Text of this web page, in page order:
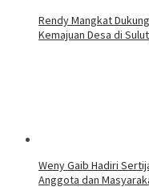
Rendy Mangkat
Kemajuan Desa di Sulut
Weny Gaib Hadiri
Anggota dan